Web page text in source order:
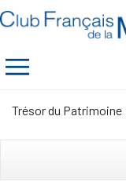
Trésor du Patrimoine